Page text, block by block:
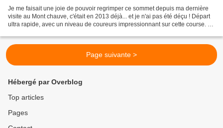
Je me faisait une joie de pouvoir regrimper ce sommet depuis ma dernière
visite au Mont chauve, c'était en 2013 déjà... et je n'ai pas été déçu ! Départ
ultra rapide, avec un niveau de coureurs impressionnant sur cette course. Je
Page suivante >
Hébergé par Overblog
Top articles
Pages